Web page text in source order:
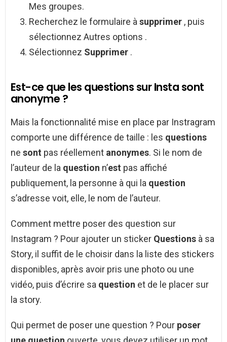
Mes groupes.
Recherchez le formulaire à supprimer , puis
sélectionnez Autres options .
Sélectionnez Supprimer .
Est-ce que les questions sur Insta sont
anonyme ?
Mais la fonctionnalité mise en place par Instragram
comporte une différence de taille : les questions
ne sont pas réellement anonymes. Si le nom de
l’auteur de la question n’est pas affiché
publiquement, la personne à qui la question
s’adresse voit, elle, le nom de l’auteur.
Comment mettre poser des question sur
Instagram ? Pour ajouter un sticker Questions à sa
Story, il suffit de le choisir dans la liste des stickers
disponibles, après avoir pris une photo ou une
vidéo, puis d’écrire sa question et de le placer sur
la story.
Qui permet de poser une question ? Pour poser